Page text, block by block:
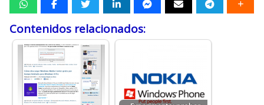
Contenidos relacionados: